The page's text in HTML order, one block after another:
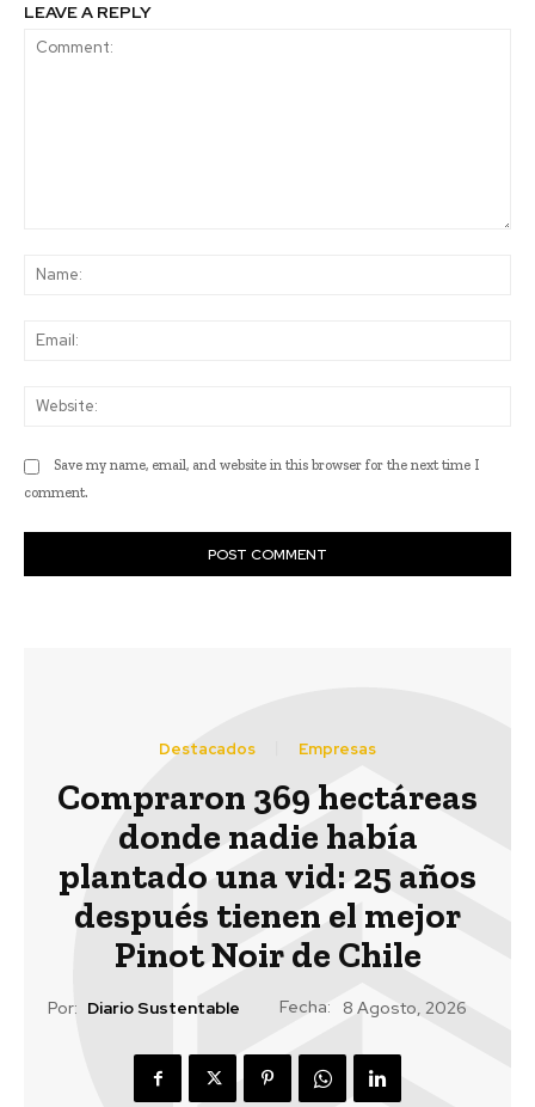
LEAVE A REPLY
Save my name, email, and website in this browser for the next time I
comment.